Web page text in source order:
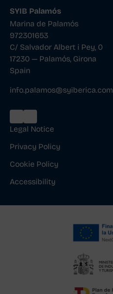
SYIB Palamós
Marina de Palamós
972301653
C/ Salvador Albert i Pey, 0
17230 — Palamós, Girona
Spain
info.palamos@syiberica.com
Legal Notice
Privacy Policy
Cookie Policy
Accessibility